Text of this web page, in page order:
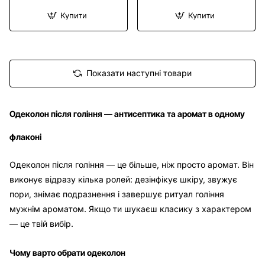
Одеколон після гоління — антисептика та аромат в одному
флаконі
Одеколон після гоління — це більше, ніж просто аромат. Він
виконує відразу кілька ролей: дезінфікує шкіру, звужує
пори, знімає подразнення і завершує ритуал гоління
мужнім ароматом. Якщо ти шукаєш класику з характером
— це твій вибір.
Чому варто обрати одеколон
Купити Купити
Показати наступні товари